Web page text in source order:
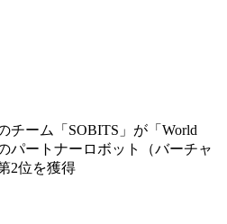
チーム「SOBITS」が「World
パートナーロボット（バーチャ
2位を獲得